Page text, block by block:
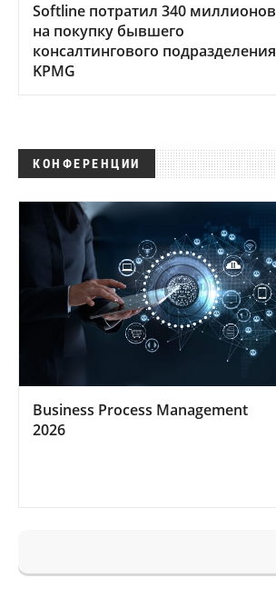
Softline потратил 340 миллионов
на покупку бывшего
консалтингового подразделения
KPMG
КОНФЕРЕНЦИИ
Business Process Management
2026